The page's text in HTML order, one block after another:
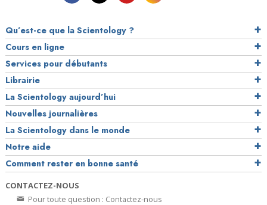
Qu’est-ce que la Scientology ?
Cours en ligne
Services pour débutants
Librairie
La Scientology aujourd’hui
Nouvelles journalières
La Scientology dans le monde
Notre aide
Comment rester en bonne santé
CONTACTEZ-NOUS
Pour toute question : Contactez-nous